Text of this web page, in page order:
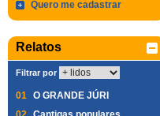
Quero me cadastrar
Relatos
Filtrar por
01 O GRANDE JÚRI